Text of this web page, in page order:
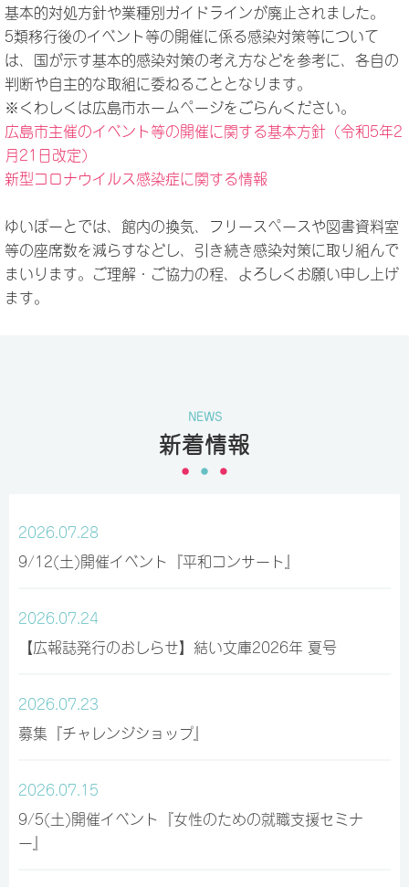
基本的対処方針や業種別ガイドラインが廃止されました。
5類移行後のイベント等の開催に係る感染対策等について
は、国が示す基本的感染対策の考え方などを参考に、各自の
判断や自主的な取組に委ねることとなります。
※くわしくは広島市ホームページをごらんください。
広島市主催のイベント等の開催に関する基本方針（令和5年2
月21日改定）
新型コロナウイルス感染症に関する情報
ゆいぽーとでは、館内の換気、フリースペースや図書資料室
等の座席数を減らすなどし、引き続き感染対策に取り組んで
まいります。ご理解・ご協力の程、よろしくお願い申し上げ
ます。
NEWS
新着情報
2026.07.28
9/12(土)開催イベント『平和コンサート』
2026.07.24
【広報誌発行のおしらせ】結い文庫2026年 夏号
2026.07.23
募集『チャレンジショップ』
2026.07.15
9/5(土)開催イベント『女性のための就職支援セミナ
ー』